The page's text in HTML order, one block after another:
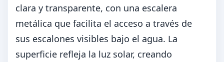
clara y transparente, con una escalera
metálica que facilita el acceso a través de
sus escalones visibles bajo el agua. La
superficie refleja la luz solar, creando